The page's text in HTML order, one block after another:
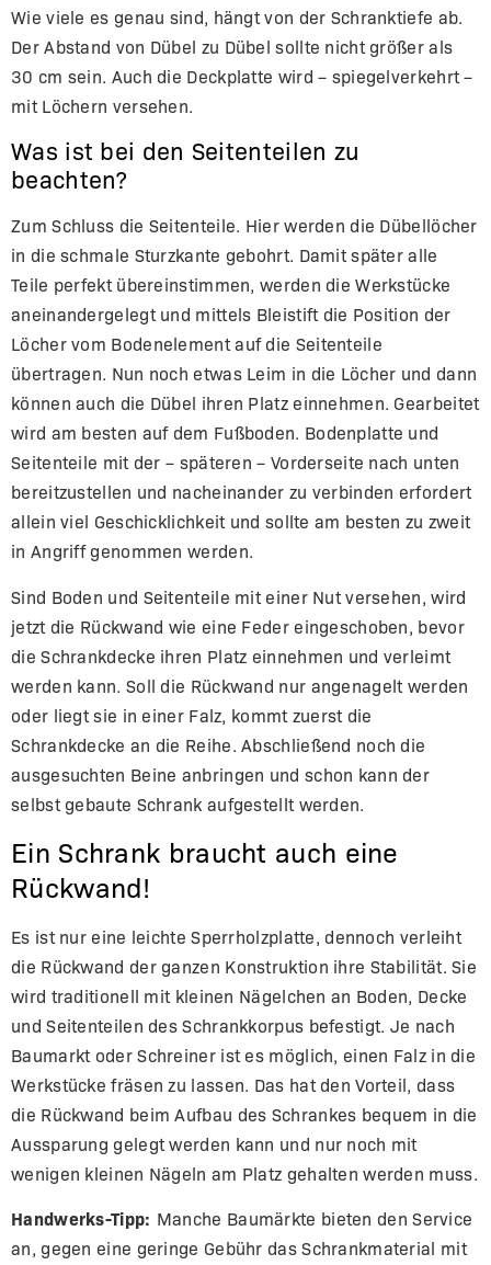
Wie viele es genau sind, hängt von der Schranktiefe ab.
Der Abstand von Dübel zu Dübel sollte nicht größer als
30 cm sein. Auch die Deckplatte wird – spiegelverkehrt –
mit Löchern versehen.
Was ist bei den Seitenteilen zu
beachten?
Zum Schluss die Seitenteile. Hier werden die Dübellöcher
in die schmale Sturzkante gebohrt. Damit später alle
Teile perfekt übereinstimmen, werden die Werkstücke
aneinandergelegt und mittels Bleistift die Position der
Löcher vom Bodenelement auf die Seitenteile
übertragen. Nun noch etwas Leim in die Löcher und dann
können auch die Dübel ihren Platz einnehmen. Gearbeitet
wird am besten auf dem Fußboden. Bodenplatte und
Seitenteile mit der – späteren – Vorderseite nach unten
bereitzustellen und nacheinander zu verbinden erfordert
allein viel Geschicklichkeit und sollte am besten zu zweit
in Angriff genommen werden.
Sind Boden und Seitenteile mit einer Nut versehen, wird
jetzt die Rückwand wie eine Feder eingeschoben, bevor
die Schrankdecke ihren Platz einnehmen und verleimt
werden kann. Soll die Rückwand nur angenagelt werden
oder liegt sie in einer Falz, kommt zuerst die
Schrankdecke an die Reihe. Abschließend noch die
ausgesuchten Beine anbringen und schon kann der
selbst gebaute Schrank aufgestellt werden.
Ein Schrank braucht auch eine
Rückwand!
Es ist nur eine leichte Sperrholzplatte, dennoch verleiht
die Rückwand der ganzen Konstruktion ihre Stabilität. Sie
wird traditionell mit kleinen Nägelchen an Boden, Decke
und Seitenteilen des Schrankkorpus befestigt. Je nach
Baumarkt oder Schreiner ist es möglich, einen Falz in die
Werkstücke fräsen zu lassen. Das hat den Vorteil, dass
die Rückwand beim Aufbau des Schrankes bequem in die
Aussparung gelegt werden kann und nur noch mit
wenigen kleinen Nägeln am Platz gehalten werden muss.
Handwerks-Tipp: Manche Baumärkte bieten den Service
an, gegen eine geringe Gebühr das Schrankmaterial mit